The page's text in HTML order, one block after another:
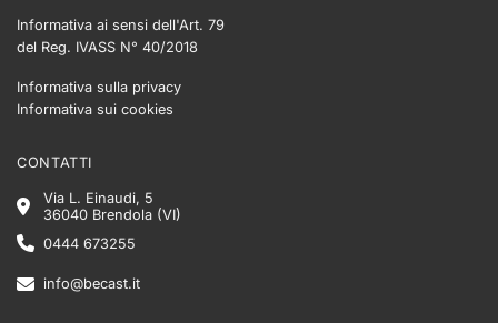
Informativa ai sensi dell'Art. 79
del Reg. IVASS N° 40/2018
Informativa sulla privacy
Informativa sui cookies
CONTATTI
Via L. Einaudi, 5
36040 Brendola (VI)
0444 673255
info@becast.it